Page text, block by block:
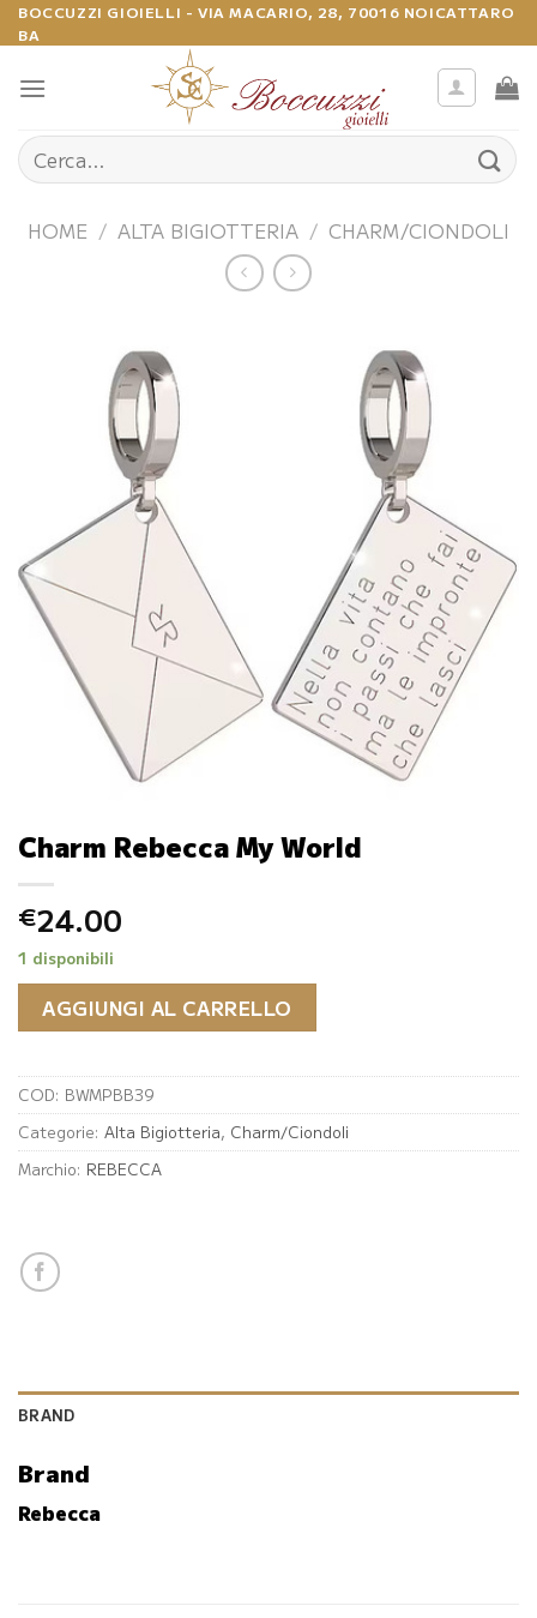
Salta
ai
contenuti
BOCCUZZI GIOIELLI - VIA MACARIO, 28, 70016 NOICATTARO
BA
Cerca:
HOME / ALTA BIGIOTTERIA / CHARM/CIONDOLI
Charm Rebecca My World
€24.00
1 disponibili
AGGIUNGI AL CARRELLO
COD: BWMPBB39
Categorie: Alta Bigiotteria, Charm/Ciondoli
Marchio: REBECCA
BRAND
Brand
Rebecca